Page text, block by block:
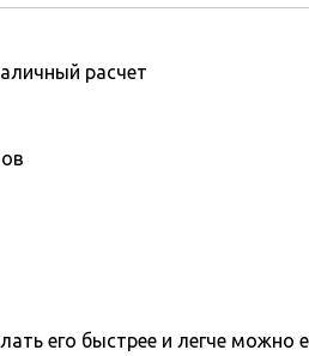
расчет
его быстрее и легче можно